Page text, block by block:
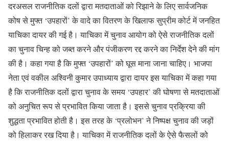
दरअसल राजनीतिक दलों द्वारा मतदाताओं को रिझाने के लिए सार्वजनिक
कोष से मुफ्त ‘उपहारों’ के वादे का वितरण के खिलाफ सुप्रीम कोर्ट में जनहित
याचिका दायर की गई है। याचिका में चुनाव आयोग को ऐसे राजनीतिक दलों
का चुनाव चिन्ह को जब्त करने और पंजीकरण रद्द करने का निर्देश देने की मांग
की है। कहा गया है कि मुफ्त ‘उपहारों’ को घूस माना जाना चाहिए। भाजपा
नेता एवं वकील अश्विनी कुमार उपाध्याय द्वारा दायर इस याचिका में कहा गया
है कि राजनीतिक दलों द्वारा चुनाव के समय ‘उपहार’ की घोषणा से मतदाताओं
को अनुचित रूप से प्रभावित किया जाता है। इससे चुनाव प्रक्रिया की
शुद्धता प्रभावित होती है। इस तरह के ‘प्रलोभन’ ने निष्पक्ष चुनाव की जड़ों
को हिलाकर रख दिया है। याचिका में राजनीतिक दलों के ऐसे फैसलों को